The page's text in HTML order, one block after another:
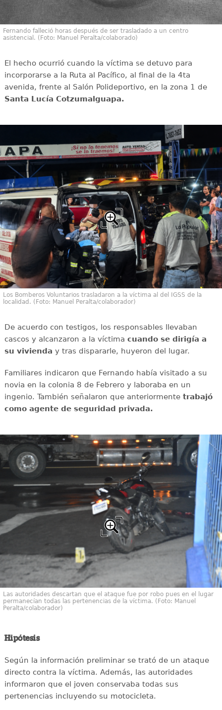
Fernando falleció horas después de ser trasladado a un centro
asistencial. (Foto: Manuel Peralta/colaborado)
El hecho ocurrió cuando la víctima se detuvo para
incorporarse a la Ruta al Pacífico, al final de la 4ta
avenida, frente al Salón Polideportivo, en la zona 1 de
Santa Lucía Cotzumalguapa.
Los Bomberos Voluntarios trasladaron a la víctima al del IGSS de la
localidad. (Foto: Manuel Peralta/colaborador)
De acuerdo con testigos, los responsables llevaban
cascos y alcanzaron a la víctima cuando se dirigía a
su vivienda y tras dispararle, huyeron del lugar.
Familiares indicaron que Fernando había visitado a su
novia en la colonia 8 de Febrero y laboraba en un
ingenio. También señalaron que anteriormente trabajó
como agente de seguridad privada.
Las autoridades descartan que el ataque fue por robo pues en el lugar
permanecían todas las pertenencias de la víctima. (Foto: Manuel
Peralta/colaborador)
Hipótesis
Según la información preliminar se trató de un ataque
directo contra la víctima. Además, las autoridades
informaron que el joven conservaba todas sus
pertenencias incluyendo su motocicleta.